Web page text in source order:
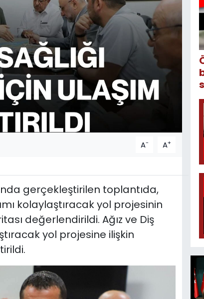
A- A+
gerçekleştirilen toplantıda,
kolaylaştıracak yol projesinin
değerlendirildi. Ağız ve Diş
yol projesine ilişkin